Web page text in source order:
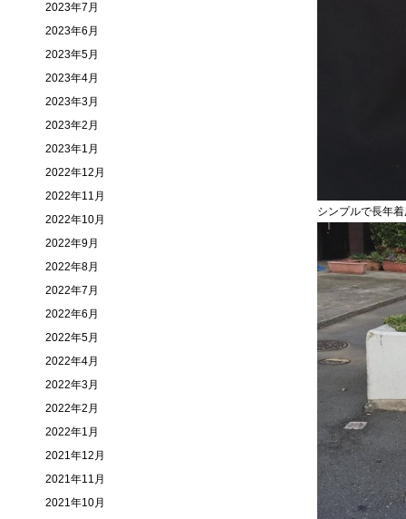
シンプルで長年
2023年7月
2023年6月
2023年5月
2023年4月
2023年3月
2023年2月
2023年1月
2022年12月
2022年11月
2022年10月
2022年9月
2022年8月
2022年7月
2022年6月
2022年5月
2022年4月
2022年3月
2022年2月
2022年1月
2021年12月
2021年11月
2021年10月